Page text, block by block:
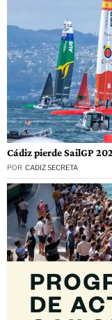
Cádiz pierde SailGP
POR CADIZ SECRETA